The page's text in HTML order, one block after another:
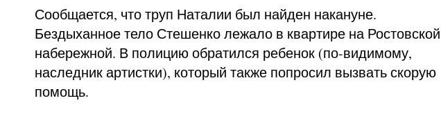
Сообщается, что труп Наталии был найден накануне.
Бездыханное тело Стешенко лежало в квартире на Ростовской
набережной. В полицию обратился ребенок (по-видимому,
наследник артистки), который также попросил вызвать скорую
помощь.